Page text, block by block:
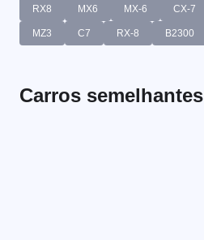
RX8 MX6 MX-6 CX-7
MZ3 C7 RX-8 B2300
Carros semelhantes